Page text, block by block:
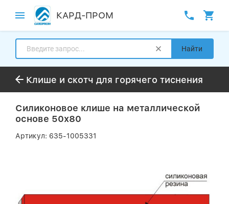
КАРД-ПРОМ
Найти
Клише и скотч для горячего тиснения
Силиконовое клише на металлической
основе 50х80
Артикул: 635-1005331